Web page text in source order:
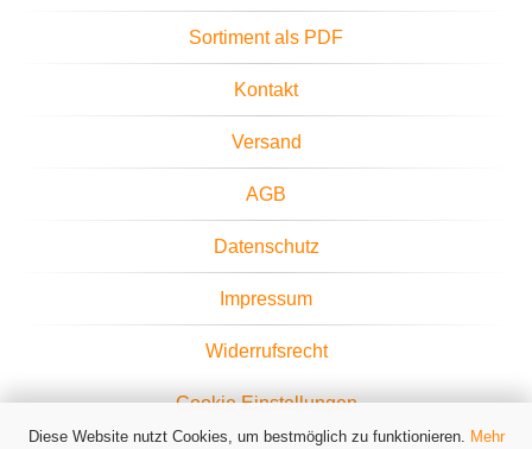
Diese Website nutzt Cookies, um bestmöglich zu funktionieren. Mehr
Sortiment als PDF
Kontakt
Versand
AGB
Datenschutz
Impressum
Widerrufsrecht
Cookie Einstellungen